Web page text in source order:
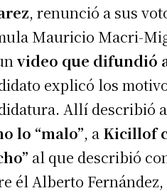
, renunció a sus
Mauricio Macri-
video que difundió
explicó los
Allí describió a
lo “malo”, a Kicillof
al que describió
él Alberto